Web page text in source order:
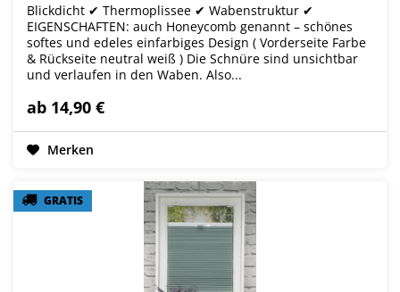
Blickdicht ✔ Thermoplissee ✔ Wabenstruktur ✔
EIGENSCHAFTEN: auch Honeycomb genannt – schönes
softes und edeles einfarbiges Design ( Vorderseite Farbe
& Rückseite neutral weiß ) Die Schnüre sind unsichtbar
und verlaufen in den Waben. Also...
ab 14,90 €
Merken
GRATIS
GRATIS